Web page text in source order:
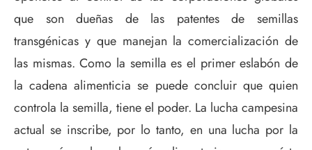
que son dueñas de las patentes de semillas
transgénicas y que manejan la comercialización de
las mismas. Como la semilla es el primer eslabón de
la cadena alimenticia se puede concluir que quien
controla la semilla, tiene el poder. La lucha campesina
actual se inscribe, por lo tanto, en una lucha por la